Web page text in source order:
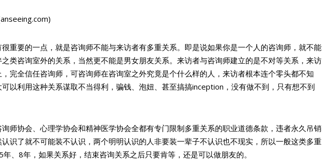
重要的一点，就是咨询师不能与来访者有多重关系。即是说如果你是一个人的咨询师，就不能
类咨询室外的关系，当然更不能是男女朋友关系。来访者与咨询师建立的是不对等关系，来访
完全信任咨询师，可咨询师在咨询室之外究竟是个什么样的人，来访者根本连个零头都不知
以利用这种关系谋取不当得利，骗钱、泡妞、甚至搞搞inception，没有做不到，只有想不到
师协会、心理学协会和精神医学协会全都有专门限制多重关系的职业道德条款，违者永久吊销
识了就不可能装不认识，两个明明认识的人非要装一辈子不认识也不现实，所以一般这类多重
、8年，如果关系好，结束咨询关系之后只要肯等，还是可以做朋友的。